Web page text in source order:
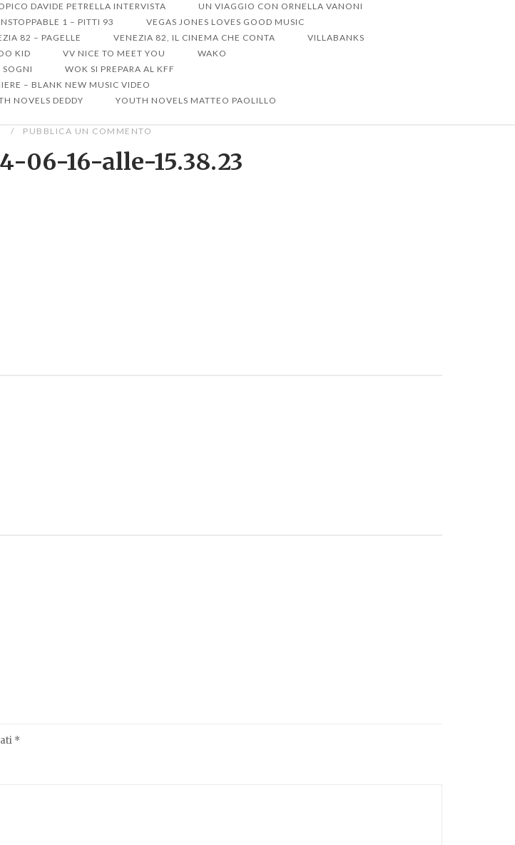
DAVIDE PETRELLA INTERVISTA
UN VIAGGIO CON ORNELLA VANONI
1 – PITTI 93
VEGAS JONES LOVES GOOD MUSIC
82 – PAGELLE VENEZIA 82, IL CINEMA CHE CONTA
VILLABANKS
KID VV NICE TO MEET YOU
WAKO
SOGNI
WOK SI PREPARA AL KFF
– BLANK NEW MUSIC VIDEO
NOVELS DEDDY
YOUTH NOVELS MATTEO PAOLILLO
PUBBLICA UN COMMENTO
06-16-alle-15.38.23
*